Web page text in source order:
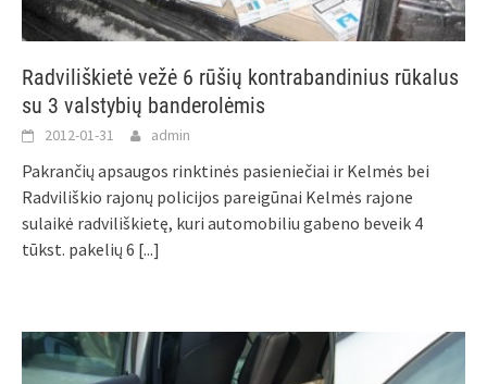
Radviliškietė vežė 6 rūšių kontrabandinius rūkalus
su 3 valstybių banderolėmis
2012-01-31 admin
Pakrančių apsaugos rinktinės pasieniečiai ir Kelmės bei
Radviliškio rajonų policijos pareigūnai Kelmės rajone
sulaikė radviliškietę, kuri automobiliu gabeno beveik 4
tūkst. pakelių 6 [...]